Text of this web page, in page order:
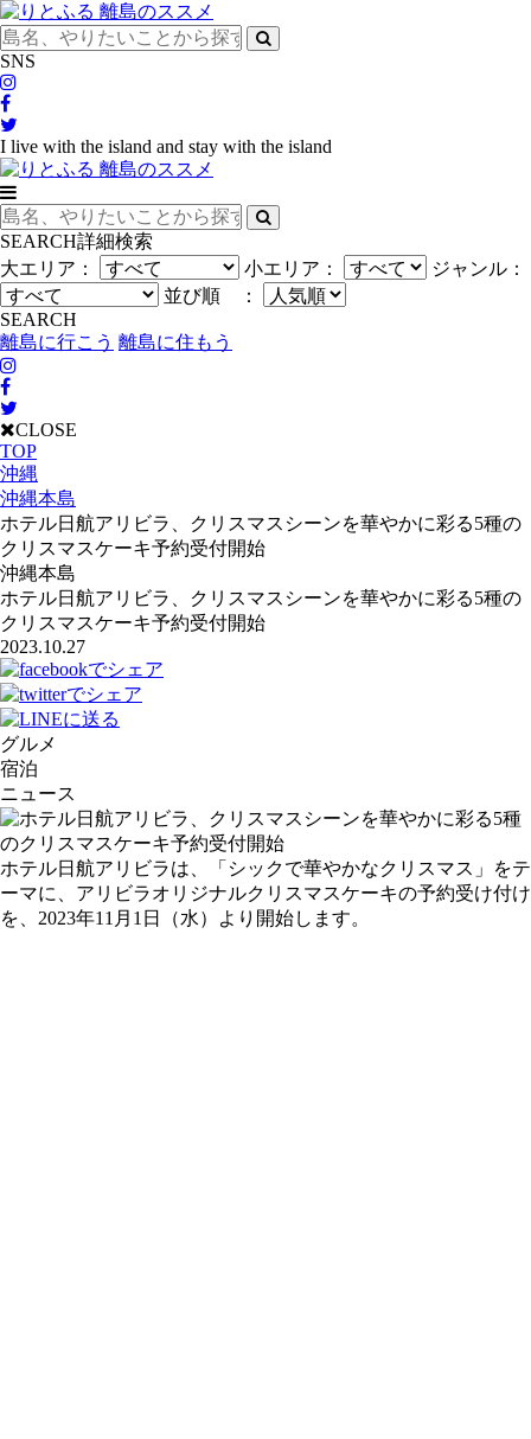
SNS
I live with the island and stay with the island
SEARCH詳細検索
大エリア：
小エリア：
ジャンル：
並び順 ：
SEARCH
離島に行こう 離島に住もう
CLOSE
TOP
沖縄
沖縄本島
ホテル日航アリビラ、クリスマスシーンを華やかに彩る5種の
クリスマスケーキ予約受付開始
沖縄本島
ホテル日航アリビラ、クリスマスシーンを華やかに彩る5種の
クリスマスケーキ予約受付開始
2023.10.27
グルメ
宿泊
ニュース
ホテル日航アリビラは、「シックで華やかなクリスマス」をテ
ーマに、アリビラオリジナルクリスマスケーキの予約受け付け
を、2023年11月1日（水）より開始します。